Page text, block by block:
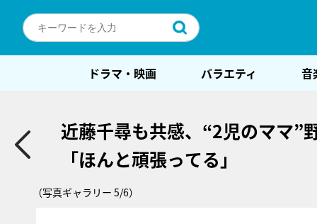
ドラマ・映画 バラエティ 音
近藤千尋も共感、“2児のママ”
「ほんと頑張ってる」
（写真ギャラリー 5/6）